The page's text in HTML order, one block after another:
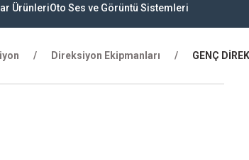
ÜrünleriOto Ses ve Görüntü Sistemleri
Direksiyon Ekipmanları GENÇ